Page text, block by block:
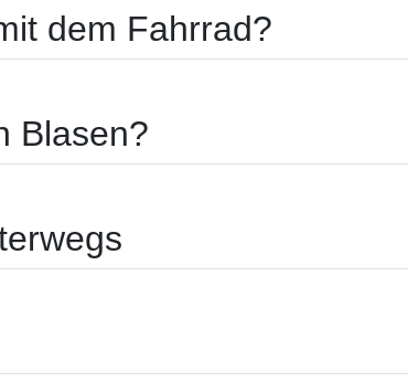
dem Fahrrad?
Blasen?